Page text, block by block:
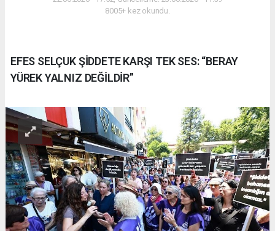
8005+ kez okundu.
EFES SELÇUK ŞİDDETE KARŞI TEK SES: “BERAY
YÜREK YALNIZ DEĞİLDİR”